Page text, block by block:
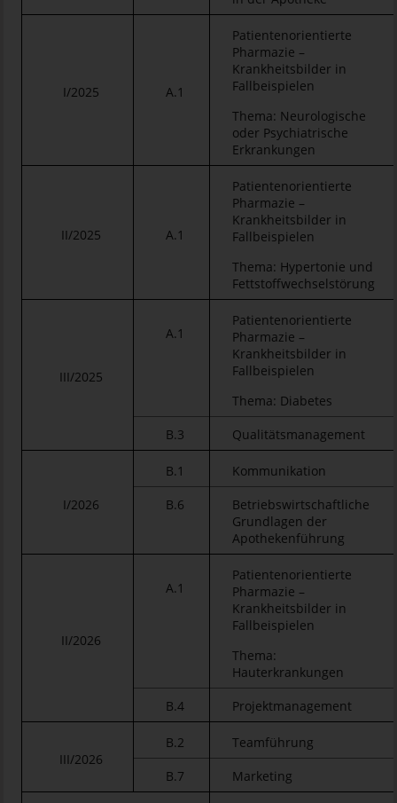
I/2025 A.1
Patientenorientierte
Pharmazie –
Krankheitsbilder in
Fallbeispielen
Thema: Neurologische
oder Psychiatrische
Erkrankungen
II/2025 A.1
Patientenorientierte
Pharmazie –
Krankheitsbilder in
Fallbeispielen
Thema: Hypertonie und
Fettstoffwechselstörung
III/2025
A.1
Patientenorientierte
Pharmazie –
Krankheitsbilder in
Fallbeispielen
Thema: Diabetes
B.3
Qualitätsmanagement
I/2026
B.1
Kommunikation
B.6
Betriebswirtschaftliche
Grundlagen der
Apothekenführung
II/2026
A.1
Patientenorientierte
Pharmazie –
Krankheitsbilder in
Fallbeispielen
Thema:
Hauterkrankungen
B.4
Projektmanagement
III/2026
B.2
Teamführung
B.7
Marketing